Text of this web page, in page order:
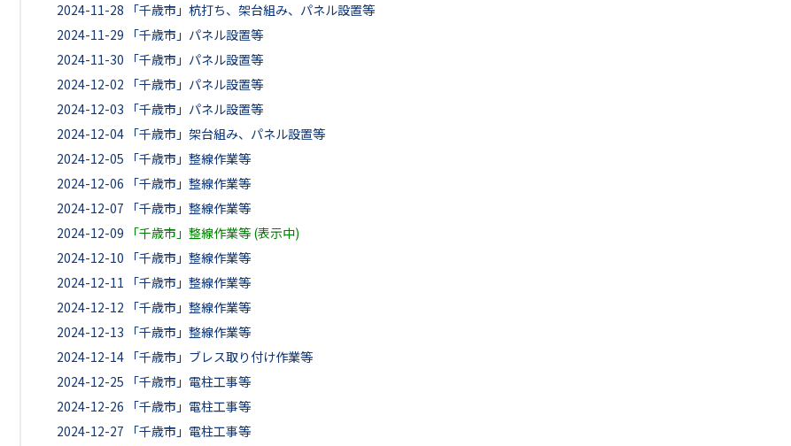
2024-11-28
「千歳市」杭打ち、架台組み、パネル設置等
2024-11-29
「千歳市」パネル設置等
2024-11-30
「千歳市」パネル設置等
2024-12-02
「千歳市」パネル設置等
2024-12-03
「千歳市」パネル設置等
2024-12-04 「千歳市」架台組み、パネル設置等
2024-12-05
「千歳市」整線作業等
2024-12-06
「千歳市」整線作業等
2024-12-07
「千歳市」整線作業等
2024-12-09
「千歳市」整線作業等 (表示中)
2024-12-10
「千歳市」整線作業等
2024-12-11
「千歳市」整線作業等
2024-12-12
「千歳市」整線作業等
2024-12-13
「千歳市」整線作業等
2024-12-14 「千歳市」ブレス取り付け作業等
2024-12-25
「千歳市」電柱工事等
2024-12-26
「千歳市」電柱工事等
2024-12-27
「千歳市」電柱工事等